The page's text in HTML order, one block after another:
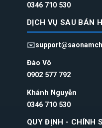
0346 710 530
DỊCH VỤ SAU BÁN
✉️
Đào Võ
0902 577 792
Khánh Nguyễn
0346 710 530
QUY ĐỊNH - CHÍNH